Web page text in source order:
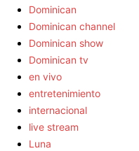
Dominican
Dominican channel
Dominican show
Dominican tv
en vivo
entretenimiento
internacional
live stream
Luna